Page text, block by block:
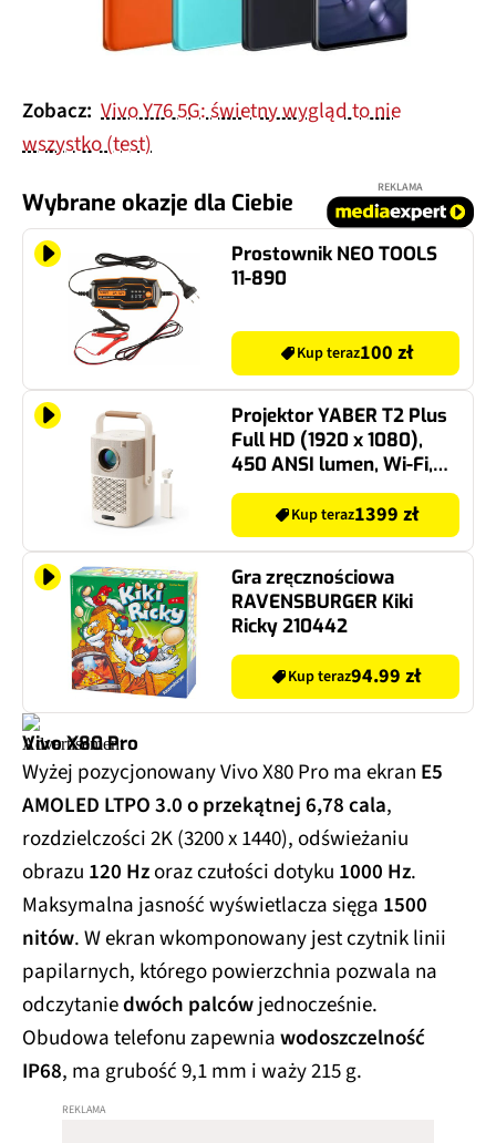
Zobacz: Vivo Y76 5G: świetny wygląd to nie
wszystko (test)
Wybrane okazje dla Ciebie
REKLAMA
Prostownik NEO TOOLS
11-890
Kup teraz100 zł
Projektor YABER T2 Plus
Full HD (1920 x 1080),
450 ANSI lumen, Wi-Fi,
Bluetooth
Kup teraz1399 zł
Gra zręcznościowa
RAVENSBURGER Kiki
Ricky 210442
Kup teraz94.99 zł
Vivo X80 Pro
Wyżej pozycjonowany Vivo X80 Pro ma ekran E5
AMOLED LTPO 3.0 o przekątnej 6,78 cala,
rozdzielczości 2K (3200 x 1440), odświeżaniu
obrazu 120 Hzoraz czułości dotyku 1000 Hz.
Maksymalna jasność wyświetlacza sięga 1500
nitów. W ekran wkomponowany jest czytnik linii
papilarnych, którego powierzchnia pozwala na
odczytaniedwóch palcówjednocześnie.
Obudowa telefonu zapewniawodoszczelność
IP68, ma grubość 9,1 mm i waży 215 g.